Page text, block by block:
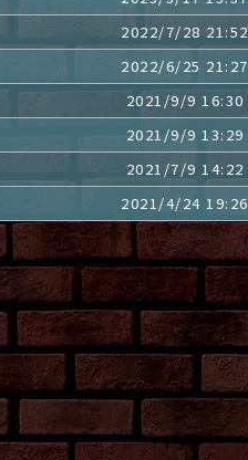
2022/7/28 21:52
2022/6/25 21:27
2021/9/9 16:30
2021/9/9 13:29
2021/7/9 14:22
2021/4/24 19:26